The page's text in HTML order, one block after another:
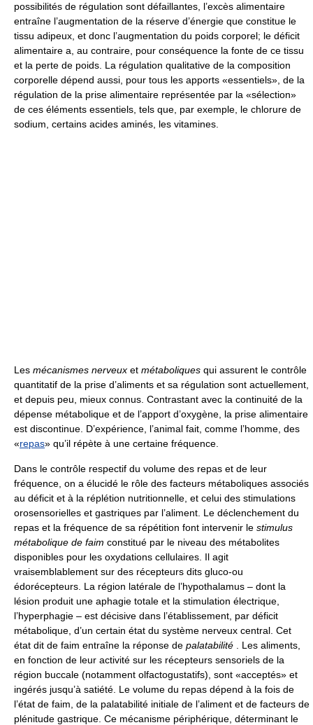
possibilités de régulation sont défaillantes, l’excès alimentaire
entraîne l’augmentation de la réserve d’énergie que constitue le
tissu adipeux, et donc l’augmentation du poids corporel; le déficit
alimentaire a, au contraire, pour conséquence la fonte de ce tissu
et la perte de poids. La régulation qualitative de la composition
corporelle dépend aussi, pour tous les apports «essentiels», de la
régulation de la prise alimentaire représentée par la «sélection»
de ces éléments essentiels, tels que, par exemple, le chlorure de
sodium, certains acides aminés, les vitamines.
Les mécanismes nerveux et métaboliques qui assurent le contrôle
quantitatif de la prise d’aliments et sa régulation sont actuellement,
et depuis peu, mieux connus. Contrastant avec la continuité de la
dépense métabolique et de l’apport d’oxygène, la prise alimentaire
est discontinue. D’expérience, l’animal fait, comme l’homme, des
«repas» qu’il répète à une certaine fréquence.
Dans le contrôle respectif du volume des repas et de leur
fréquence, on a élucidé le rôle des facteurs métaboliques associés
au déficit et à la réplétion nutritionnelle, et celui des stimulations
orosensorielles et gastriques par l’aliment. Le déclenchement du
repas et la fréquence de sa répétition font intervenir le stimulus
métabolique de faim constitué par le niveau des métabolites
disponibles pour les oxydations cellulaires. Il agit
vraisemblablement sur des récepteurs dits gluco-ou
édorécepteurs. La région latérale de l’hypothalamus – dont la
lésion produit une aphagie totale et la stimulation électrique,
l’hyperphagie – est décisive dans l’établissement, par déficit
métabolique, d’un certain état du système nerveux central. Cet
état dit de faim entraîne la réponse de palatabilité . Les aliments,
en fonction de leur activité sur les récepteurs sensoriels de la
région buccale (notamment olfactogustatifs), sont «acceptés» et
ingérés jusqu’à satiété. Le volume du repas dépend à la fois de
l’état de faim, de la palatabilité initiale de l’aliment et de facteurs de
plénitude gastrique. Ce mécanisme périphérique, déterminant le